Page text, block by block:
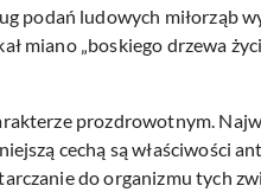
podań ludowych miłorząb
miano „boskiego drzewa
prozdrowotnym.
cechą są właściwości
do organizmu tych